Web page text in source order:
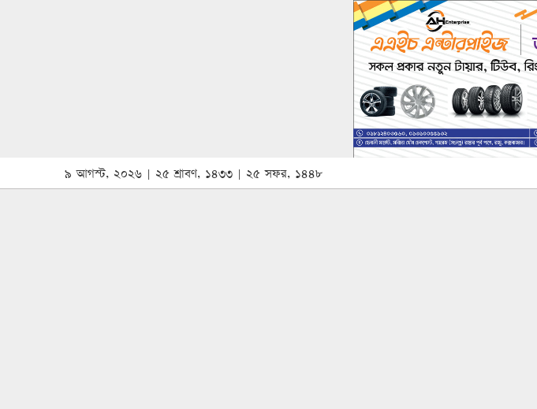
৯ আগস্ট, ২০২৬ | ২৫ শ্রাবণ, ১৪৩৩ | ২৫ সফর, ১৪৪৮